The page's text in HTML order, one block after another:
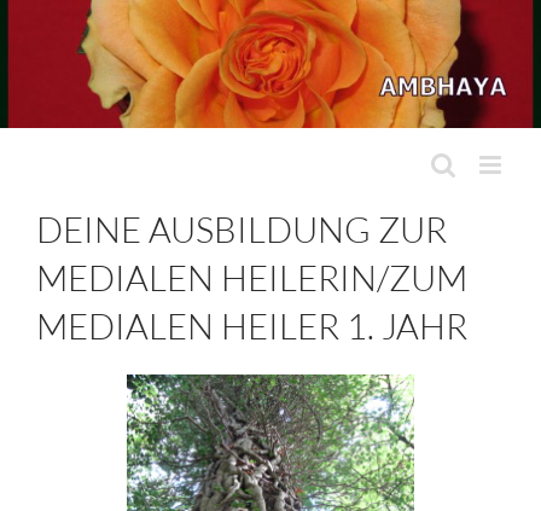
DEINE AUSBILDUNG ZUR
MEDIALEN HEILERIN/ZUM
MEDIALEN HEILER 1. JAHR